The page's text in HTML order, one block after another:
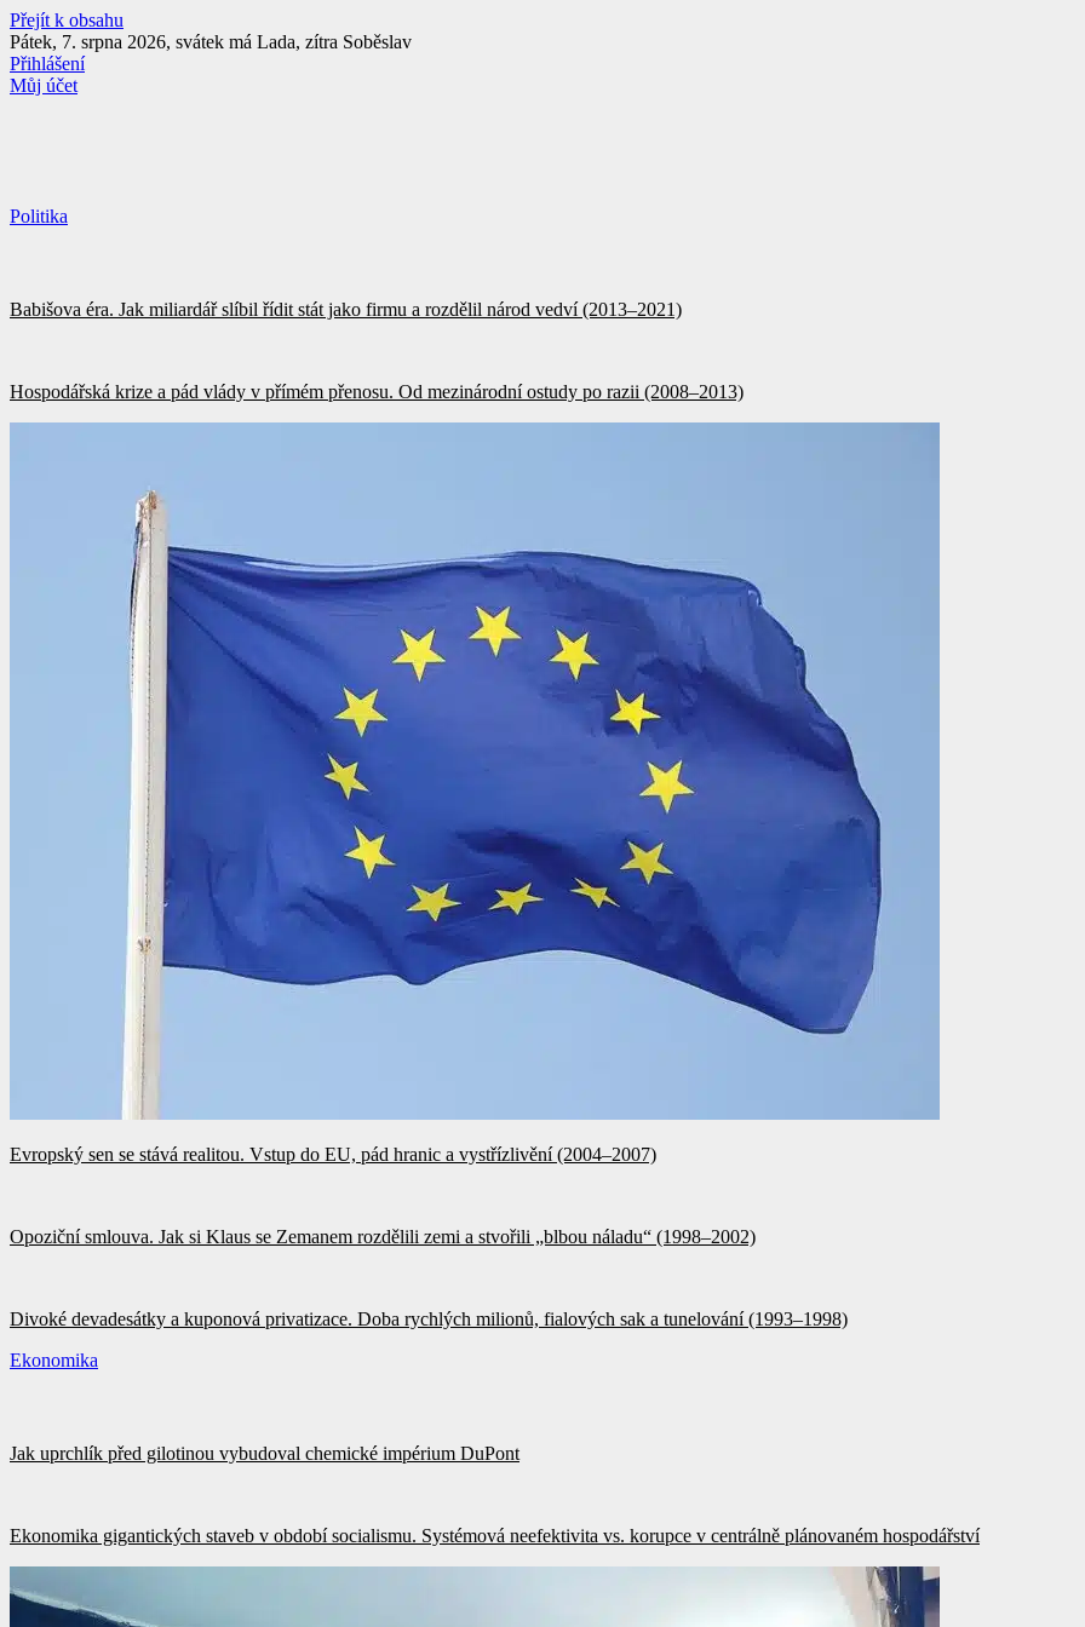
Přejít k obsahu
Pátek, 7. srpna 2026, svátek má Lada, zítra Soběslav
Přihlášení
Můj účet
Politika
Babišova éra. Jak miliardář slíbil řídit stát jako firmu a rozdělil národ vedví (2013–2021)
Hospodářská krize a pád vlády v přímém přenosu. Od mezinárodní ostudy po razii (2008–2013)
Evropský sen se stává realitou. Vstup do EU, pád hranic a vystřízlivění (2004–2007)
Opoziční smlouva. Jak si Klaus se Zemanem rozdělili zemi a stvořili „blbou náladu“ (1998–2002)
Divoké devadesátky a kuponová privatizace. Doba rychlých milionů, fialových sak a tunelování (1993–1998)
Ekonomika
Jak uprchlík před gilotinou vybudoval chemické impérium DuPont
Ekonomika gigantických staveb v období socialismu. Systémová neefektivita vs. korupce v centrálně plánovaném hospodářství